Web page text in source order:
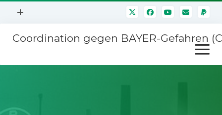
Menü
+
Mitmachen
Kontakt
Coordination gegen BAYER-Gefahren
Menü
öffnen